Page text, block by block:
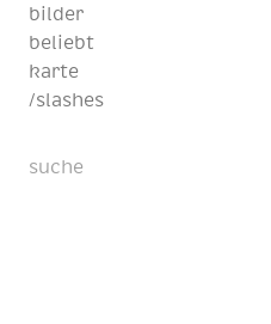
bilder
beliebt
karte
/slashes